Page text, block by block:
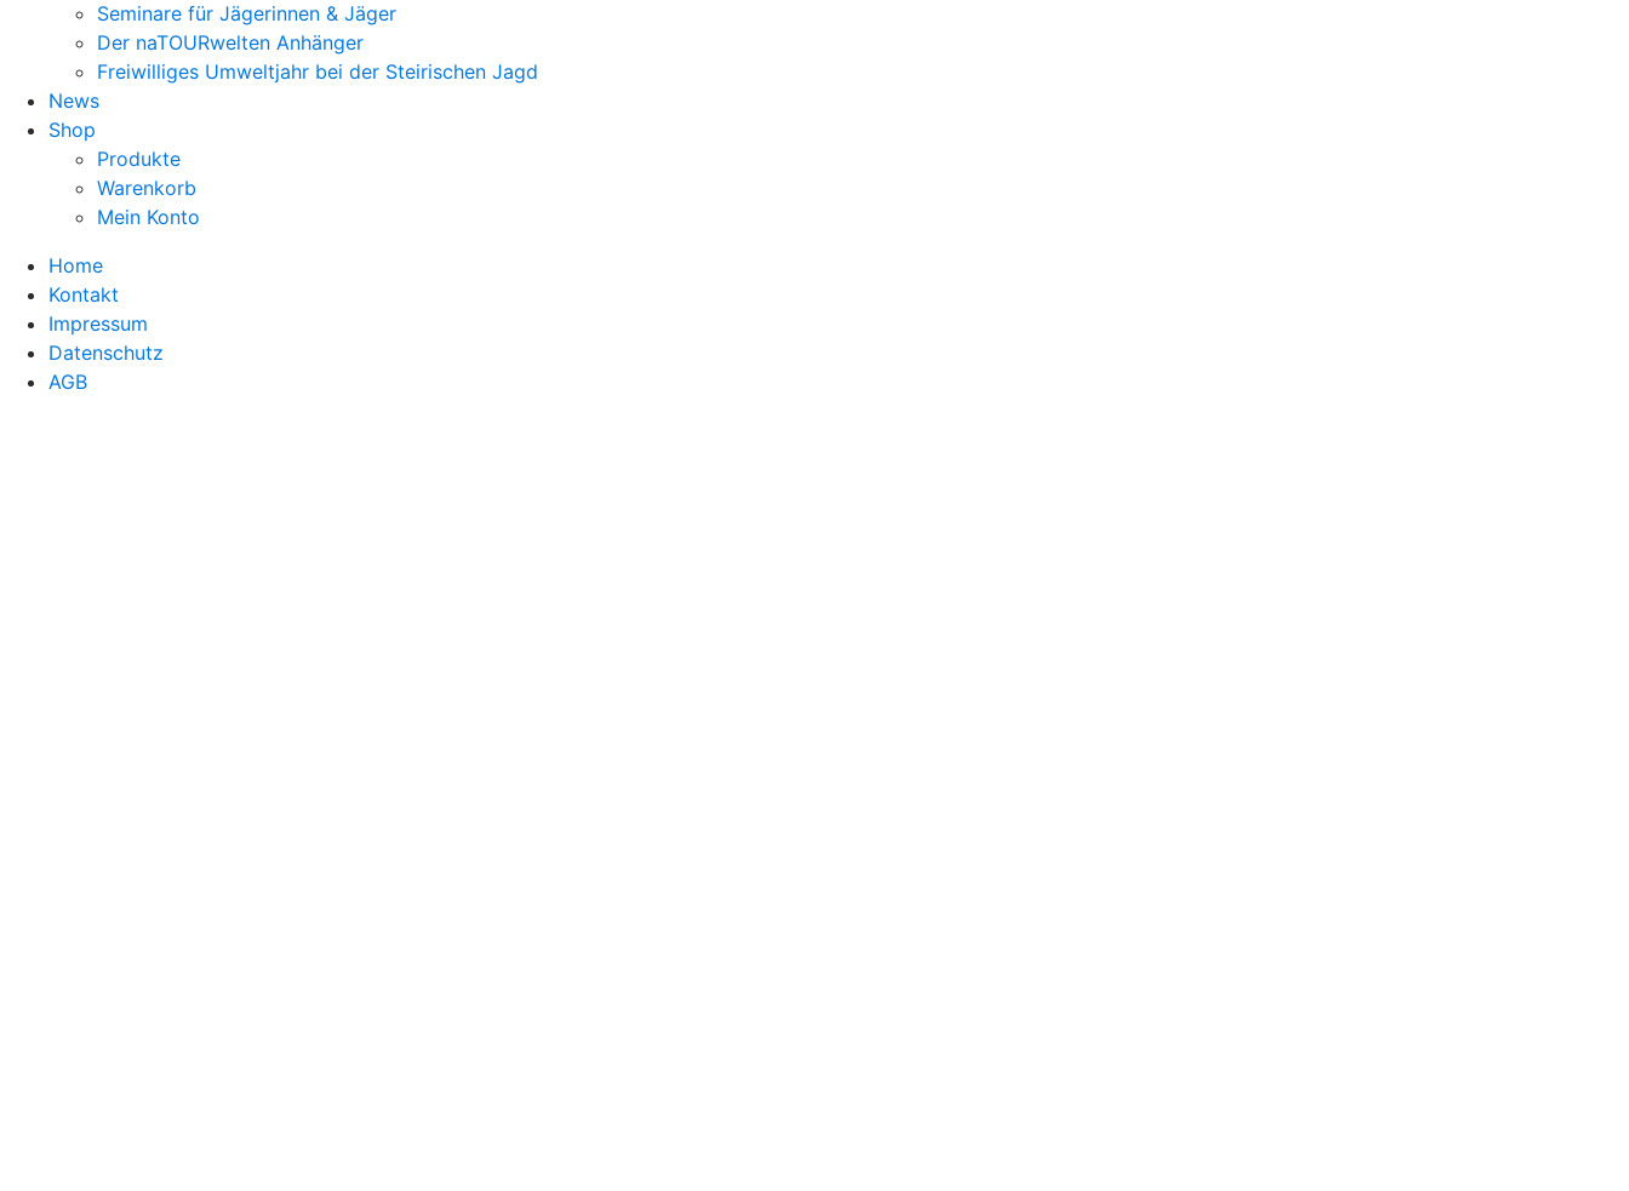
Seminare für Jägerinnen & Jäger
Der naTOURwelten Anhänger
Freiwilliges Umweltjahr bei der Steirischen Jagd
News
Shop
Produkte
Warenkorb
Mein Konto
Home
Kontakt
Impressum
Datenschutz
AGB